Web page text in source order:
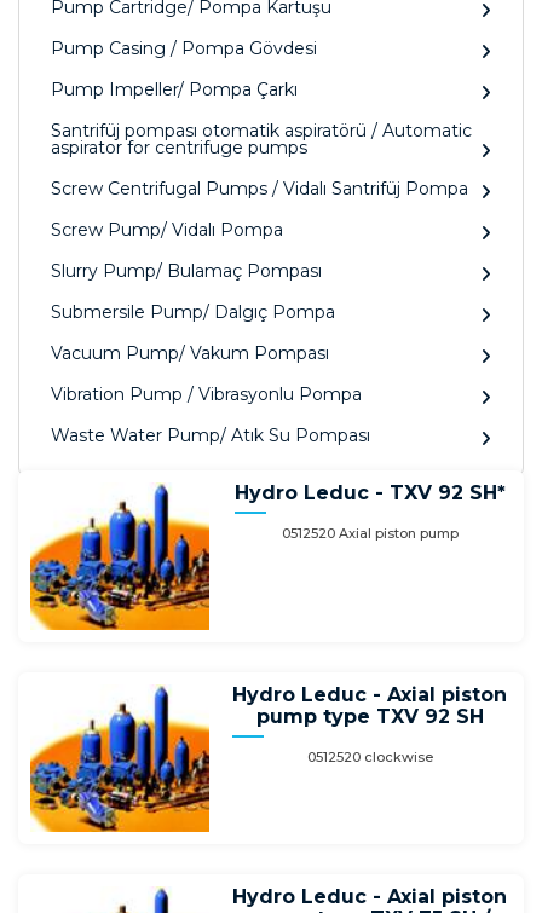
Pump Cartridge/ Pompa Kartuşu
Pump Casing / Pompa Gövdesi
Pump Impeller/ Pompa Çarkı
Santrifüj pompası otomatik aspiratörü / Automatic
aspirator for centrifuge pumps
Screw Centrifugal Pumps / Vidalı Santrifüj Pompa
Screw Pump/ Vidalı Pompa
Slurry Pump/ Bulamaç Pompası
Submersile Pump/ Dalgıç Pompa
Vacuum Pump/ Vakum Pompası
Vibration Pump / Vibrasyonlu Pompa
Waste Water Pump/ Atık Su Pompası
Hydro Leduc - TXV 92 SH*
0512520 Axial piston pump
Hydro Leduc - Axial piston
pump type TXV 92 SH
0512520 clockwise
Hydro Leduc - Axial piston